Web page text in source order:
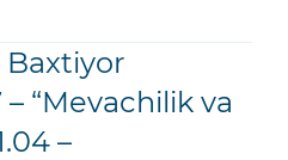
Baxtiyor
– “Mevachilik va
–